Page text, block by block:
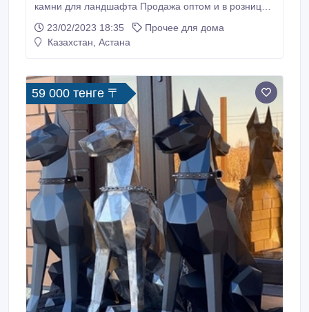
камни для ландшафта Продажа оптом и в розницу
крошка, мраморная галька, Цветные камни,
Морская галька, речная галька, горные камни,
23/02/2023 18:35
Прочее для дома
Казахстан, Астана
59 000 тенге 〒